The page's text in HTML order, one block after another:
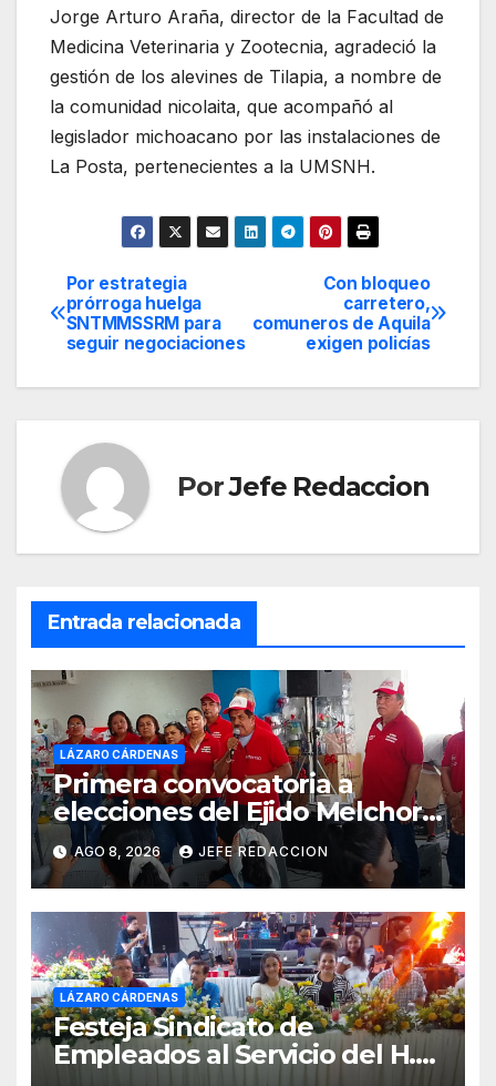
Jorge Arturo Araña, director de la Facultad de
Medicina Veterinaria y Zootecnia, agradeció la
gestión de los alevines de Tilapia, a nombre de
la comunidad nicolaita, que acompañó al
legislador michoacano por las instalaciones de
La Posta, pertenecientes a la UMSNH.
Navegación
de
entradas
Con bloqueo
carretero,
comuneros de Aquila
exigen policías
Por estrategia
prórroga huelga
SNTMMSSRM para
seguir negociaciones
PorJefe Redaccion
Entrada relacionada
LÁZARO CÁRDENAS
Primera convocatoria a
elecciones del Ejido Melchor
Ocampo en Lázaro Cárdenas
el domingo
AGO 8, 2026 JEFE REDACCION
LÁZARO CÁRDENAS
Festeja Sindicato de
Empleados al Servicio del H.